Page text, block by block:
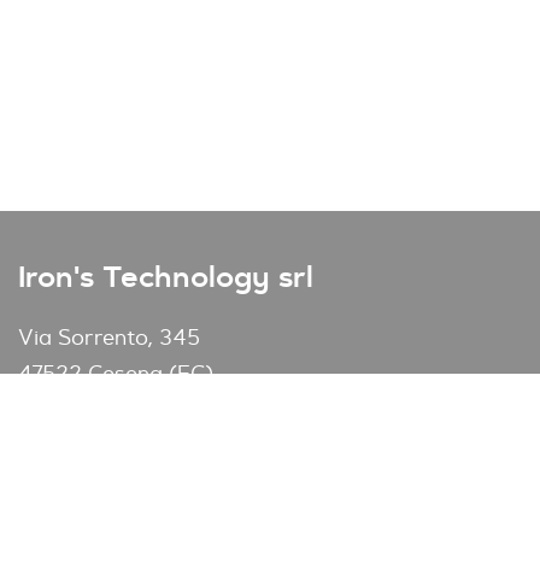
Iron's Technology srl
Via Sorrento, 345
47522 Cesena (FC)